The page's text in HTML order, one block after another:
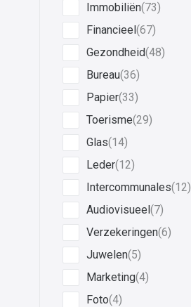
Immobiliën(73)
Financieel(67)
Gezondheid(48)
Bureau(36)
Papier(33)
Toerisme(29)
Glas(14)
Leder(12)
Intercommunales(12)
Audiovisueel(7)
Verzekeringen(6)
Juwelen(5)
Marketing(4)
Foto(4)